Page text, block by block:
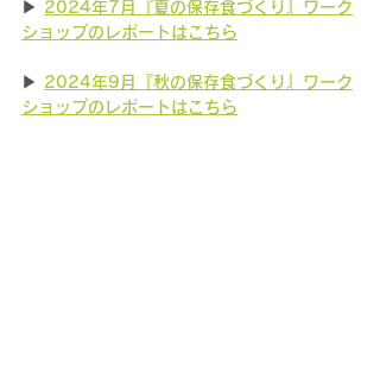
▶︎ 2024年7月『夏の保存食づくり』ワーク
ショップのレポートはこちら
▶︎ 2024年9月『秋の保存食づくり』ワーク
ショップのレポートはこちら